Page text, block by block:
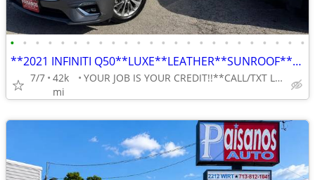
• • • • • • • • • • • • • • • • • • • • • • • •
**2021 INFINITI Q50**LUXE**LEATHER**SUNROOF**REVERSE CAMERA**
7/7 42k
mi
YOUR JOB IS YOUR CREDIT!!**CALL/TXT LILY 713-766-0399